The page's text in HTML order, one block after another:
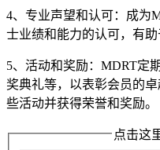
4、专业声望和认可：成为
士业绩和能力的认可，有助
5、活动和奖励：MDRT定
奖典礼等，以表彰会员的
些活动并获得荣誉和奖励。
点击这